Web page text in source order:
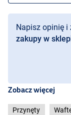
Napisz opinię i
zakupy w
Zobacz więcej
Przynęty